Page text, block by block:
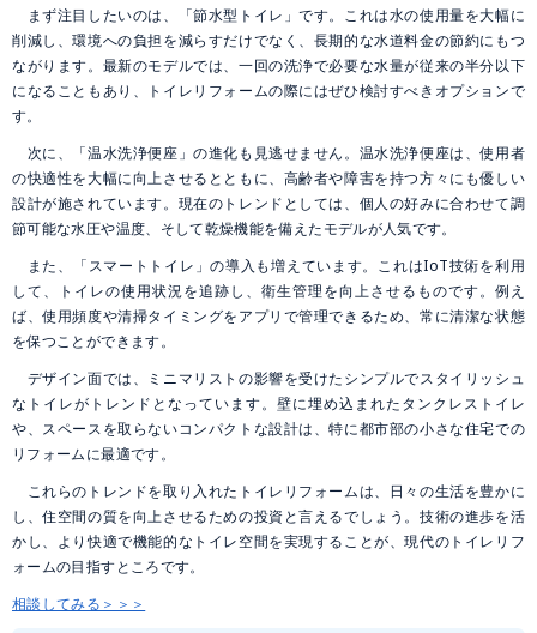
まず注目したいのは、「節水型トイレ」です。これは水の使用量を大幅に
削減し、環境への負担を減らすだけでなく、長期的な水道料金の節約にもつ
ながります。最新のモデルでは、一回の洗浄で必要な水量が従来の半分以下
になることもあり、トイレリフォームの際にはぜひ検討すべきオプションで
す。
次に、「温水洗浄便座」の進化も見逃せません。温水洗浄便座は、使用者
の快適性を大幅に向上させるとともに、高齢者や障害を持つ方々にも優しい
設計が施されています。現在のトレンドとしては、個人の好みに合わせて調
節可能な水圧や温度、そして乾燥機能を備えたモデルが人気です。
また、「スマートトイレ」の導入も増えています。これはIoT技術を利用
して、トイレの使用状況を追跡し、衛生管理を向上させるものです。例え
ば、使用頻度や清掃タイミングをアプリで管理できるため、常に清潔な状態
を保つことができます。
デザイン面では、ミニマリストの影響を受けたシンプルでスタイリッシュ
なトイレがトレンドとなっています。壁に埋め込まれたタンクレストイレ
や、スペースを取らないコンパクトな設計は、特に都市部の小さな住宅での
リフォームに最適です。
これらのトレンドを取り入れたトイレリフォームは、日々の生活を豊かに
し、住空間の質を向上させるための投資と言えるでしょう。技術の進歩を活
かし、より快適で機能的なトイレ空間を実現することが、現代のトイレリフ
ォームの目指すところです。
相談してみる＞＞＞